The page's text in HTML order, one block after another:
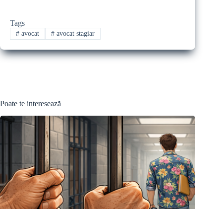
Tags
#avocat #avocat stagiar
Poate te interesează